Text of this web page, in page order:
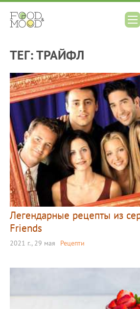
ТЕГ: ТРАЙФЛ
Легендарные рецепты из
Friends
2021 г., 29 мая Рецепти